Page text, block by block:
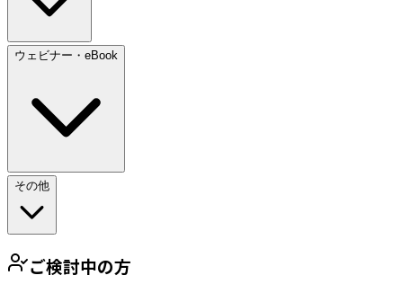
ウェビナー・eBook
その他
ご検討中の方